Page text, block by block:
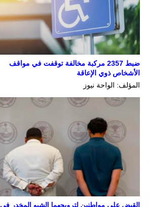
ضبط 2357 مركبة مخالفة توقفت في مواقف
الأشخاص ذوي الإعاقة
المؤلف: الواحة نيوز
القبض على مواطنين لترويجهما الشبو المخدر في